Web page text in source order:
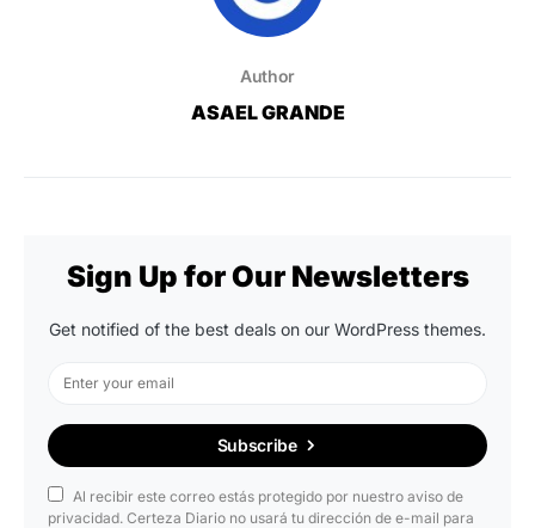
Author
ASAEL GRANDE
Sign Up for Our Newsletters
Get notified of the best deals on our WordPress themes.
Subscribe
Al recibir este correo estás protegido por nuestro aviso de
privacidad. Certeza Diario no usará tu dirección de e-mail para